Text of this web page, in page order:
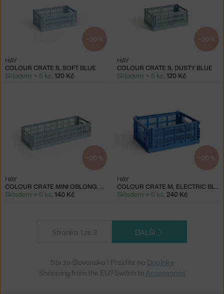
−20 %
COLOUR CRATE S, SOFT BLUE
HAY
Skladem > 5 ks, 120 Kč
−20 %
COLOUR CRATE S, DUSTY BLUE
HAY
Skladem > 5 ks, 120 Kč
−20 %
COLOUR CRATE MINI OBLONG, DUSTY BLUE
HAY
Skladem > 5 ks, 140 Kč
−20 %
COLOUR CRATE M, ELECTRIC BLUE
HAY
Skladem > 5 ks, 240 Kč
Stránka 1 ze 3 DALŠÍ
Ste zo Slovenska? Prejdite na Doplnky
Shopping from the EU? Switch to Accessories